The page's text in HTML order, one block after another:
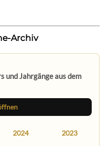
Archiv
und Jahrgänge aus dem
2024 2023